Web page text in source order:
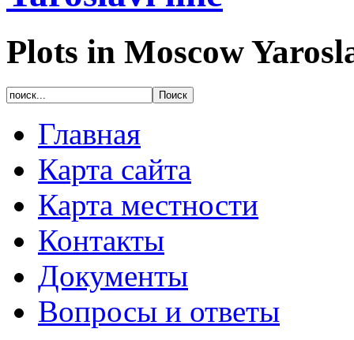
Plots in Moscow
Главная
Карта сайта
Карта местности
Контакты
Документы
Вопросы и ответы